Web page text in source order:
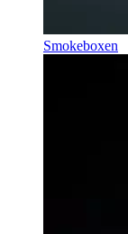
Smokeboxen